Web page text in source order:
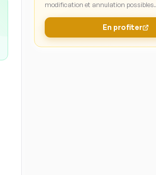
modification et annulation possibles.
En profiter